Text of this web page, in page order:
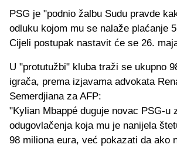
PSG je "podnio žalbu Sudu pravde
odluku kojom mu se nalaže plaćanje
Cijeli postupak nastavit će se 26.
U "protutužbi" kluba traži se ukupno
igrača, prema izjavama advokata
Semerdjiana za AFP:
"Kylian Mbappé duguje novac PSG-u
odugovlačenja koja mu je nanijela
98 miliona eura, već pokazati da ako